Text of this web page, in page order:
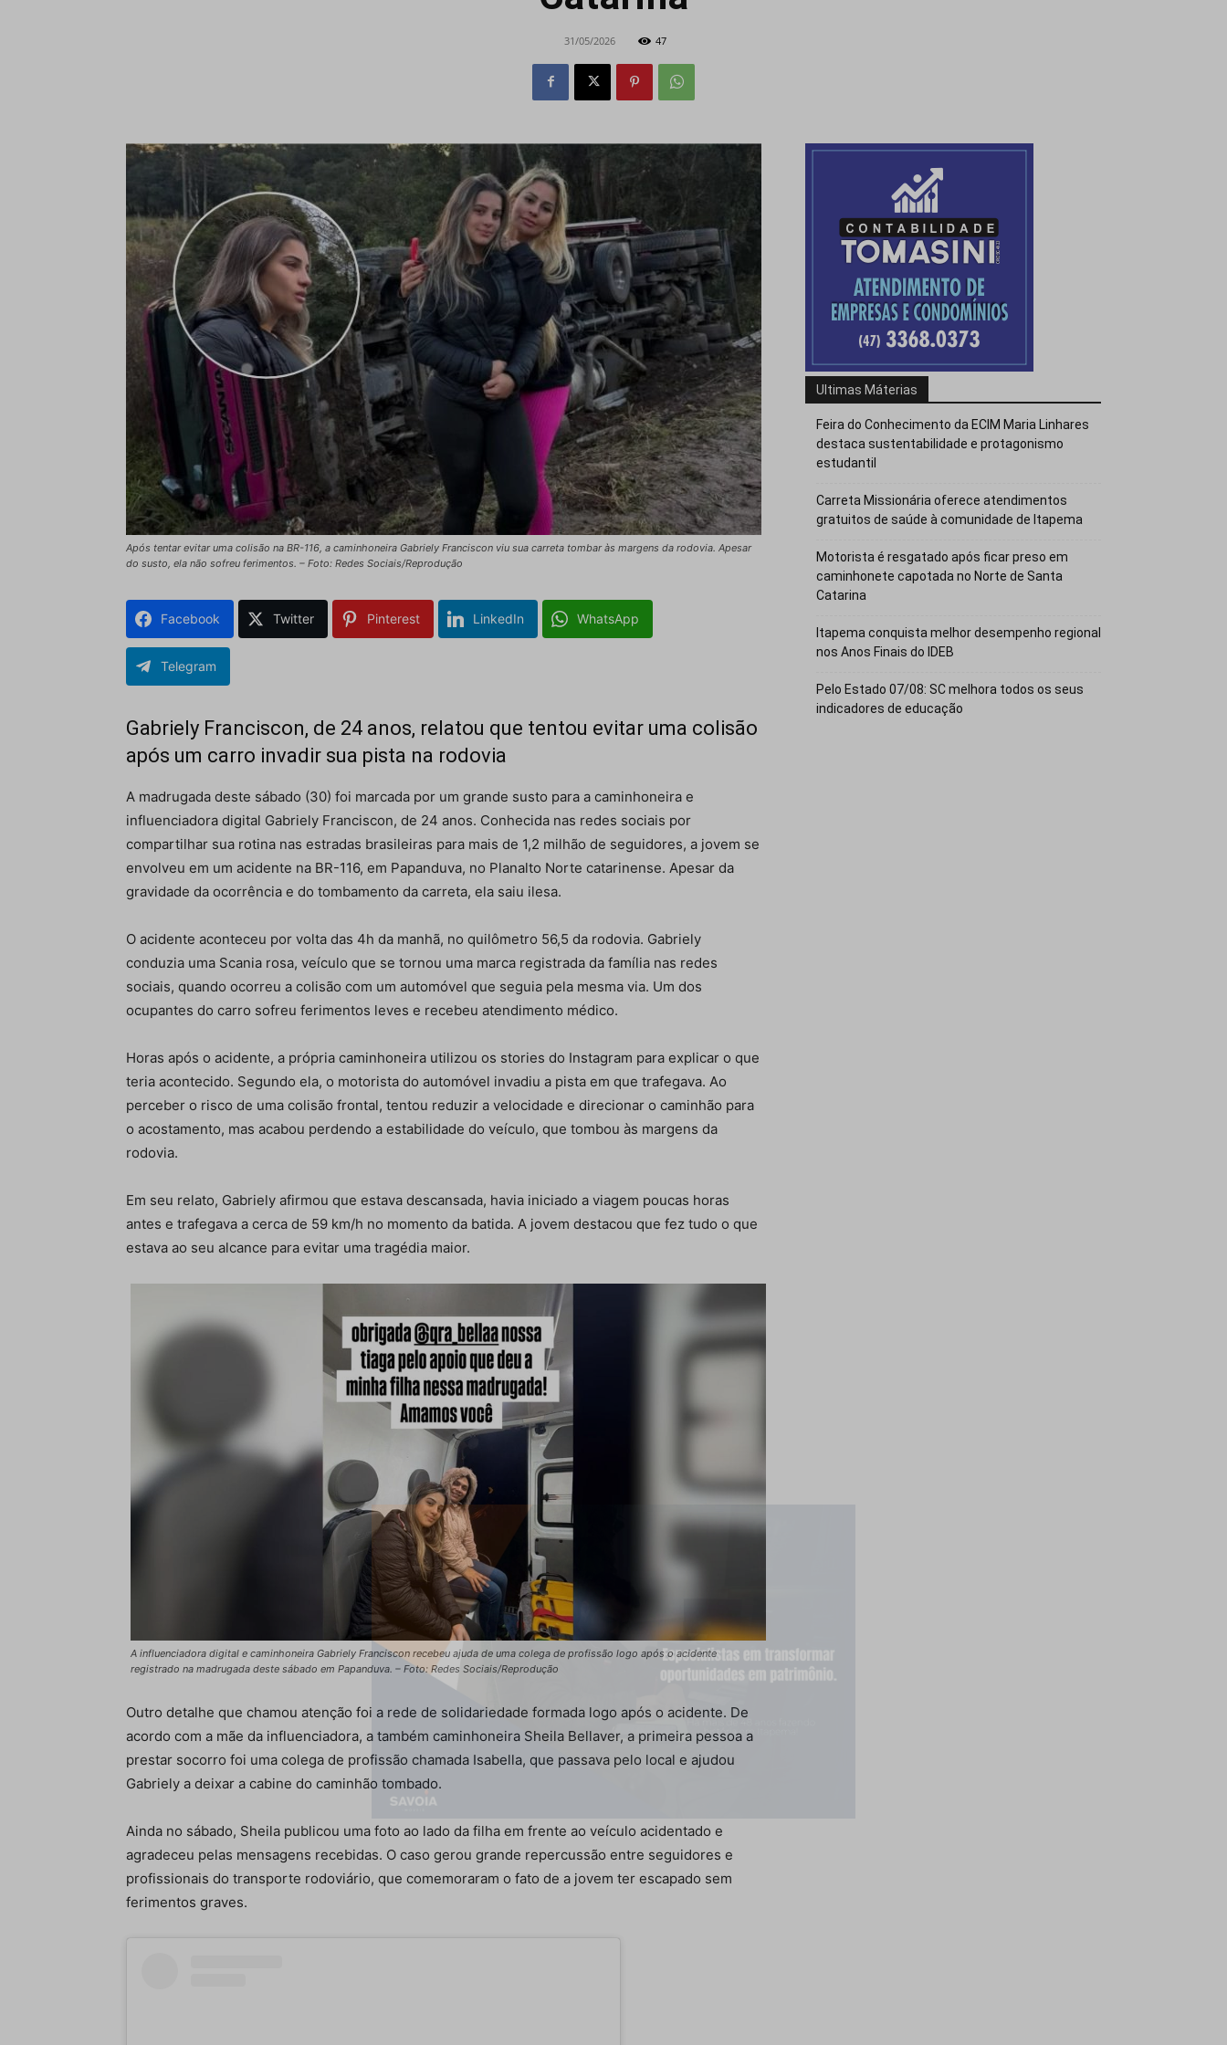
31/05/2026 47
Após tentar evitar uma colisão na BR-116, a caminhoneira Gabriely Franciscon viu sua carreta tombar às margens da rodovia. Apesar
do susto, ela não sofreu ferimentos. – Foto: Redes Sociais/Reprodução
Facebook Twitter Pinterest LinkedIn WhatsApp
Telegram
Gabriely Franciscon, de 24 anos, relatou que tentou evitar uma colisão
após um carro invadir sua pista na rodovia
A madrugada deste sábado (30) foi marcada por um grande susto para a caminhoneira e
influenciadora digital Gabriely Franciscon, de 24 anos. Conhecida nas redes sociais por
compartilhar sua rotina nas estradas brasileiras para mais de 1,2 milhão de seguidores, a jovem se
envolveu em um acidente na BR-116, em Papanduva, no Planalto Norte catarinense. Apesar da
gravidade da ocorrência e do tombamento da carreta, ela saiu ilesa.
O acidente aconteceu por volta das 4h da manhã, no quilômetro 56,5 da rodovia. Gabriely
conduzia uma Scania rosa, veículo que se tornou uma marca registrada da família nas redes
sociais, quando ocorreu a colisão com um automóvel que seguia pela mesma via. Um dos
ocupantes do carro sofreu ferimentos leves e recebeu atendimento médico.
Horas após o acidente, a própria caminhoneira utilizou os stories do Instagram para explicar o que
teria acontecido. Segundo ela, o motorista do automóvel invadiu a pista em que trafegava. Ao
perceber o risco de uma colisão frontal, tentou reduzir a velocidade e direcionar o caminhão para
o acostamento, mas acabou perdendo a estabilidade do veículo, que tombou às margens da
rodovia.
Em seu relato, Gabriely afirmou que estava descansada, havia iniciado a viagem poucas horas
antes e trafegava a cerca de 59 km/h no momento da batida. A jovem destacou que fez tudo o que
estava ao seu alcance para evitar uma tragédia maior.
A influenciadora digital e caminhoneira Gabriely Franciscon recebeu ajuda de uma colega de profissão logo após o acidente
registrado na madrugada deste sábado em Papanduva. – Foto: Redes Sociais/Reprodução
Outro detalhe que chamou atenção foi a rede de solidariedade formada logo após o acidente. De
acordo com a mãe da influenciadora, a também caminhoneira Sheila Bellaver, a primeira pessoa a
prestar socorro foi uma colega de profissão chamada Isabella, que passava pelo local e ajudou
Gabriely a deixar a cabine do caminhão tombado.
Ainda no sábado, Sheila publicou uma foto ao lado da filha em frente ao veículo acidentado e
agradeceu pelas mensagens recebidas. O caso gerou grande repercussão entre seguidores e
profissionais do transporte rodoviário, que comemoraram o fato de a jovem ter escapado sem
ferimentos graves.
Ultimas Máterias
Feira do Conhecimento da ECIM Maria Linhares
destaca sustentabilidade e protagonismo
estudantil
Carreta Missionária oferece atendimentos
gratuitos de saúde à comunidade de Itapema
Motorista é resgatado após ficar preso em
caminhonete capotada no Norte de Santa
Catarina
Itapema conquista melhor desempenho regional
nos Anos Finais do IDEB
Pelo Estado 07/08: SC melhora todos os seus
indicadores de educação